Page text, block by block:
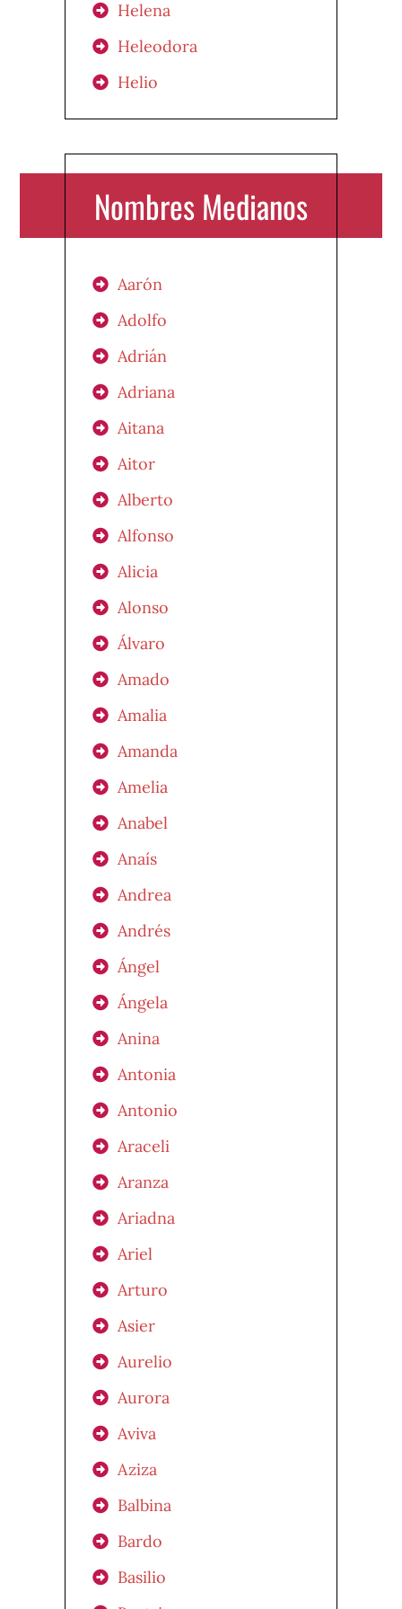
Helena
Heleodora
Helio
Nombres Medianos
Aarón
Adolfo
Adrián
Adriana
Aitana
Aitor
Alberto
Alfonso
Alicia
Alonso
Álvaro
Amado
Amalia
Amanda
Amelia
Anabel
Anaís
Andrea
Andrés
Ángel
Ángela
Anina
Antonia
Antonio
Araceli
Aranza
Ariadna
Ariel
Arturo
Asier
Aurelio
Aurora
Aviva
Aziza
Balbina
Bardo
Basilio